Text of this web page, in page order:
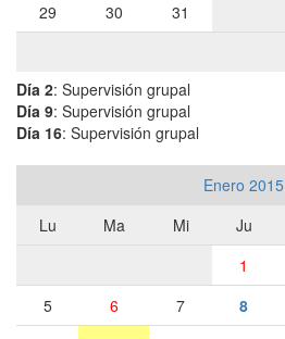
29
30 31
Día 2: Supervisión grupal
Día 9: Supervisión grupal
Día 16: Supervisión grupal
Enero 2015
Lu
Ma Mi Ju
1
5
6 7 8